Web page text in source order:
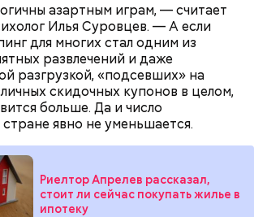
азартным играм, — считает
Илья Суровцев. — А если
для многих стал одним из
развлечений и даже
разгрузкой, «подсевших» на
скидочных купонов в целом,
больше. Да и число
явно не уменьшается.
Риелтор Апрелев рассказал,
стоит ли сейчас покупать жилье в
ипотеку
в досрочное погашение все
это несет определенные
Ракута. Это касается и
который многие банки
в определенный день.
как только человек
и начинает
деньги, ему уже стоит
Помимо этого, надо
элементах достижения